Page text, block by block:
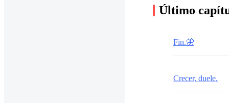
Último
Fin.🦋
Crecer, duele.